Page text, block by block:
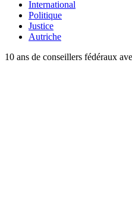
International
Politique
Justice
Autriche
10 ans de conseillers fédéraux